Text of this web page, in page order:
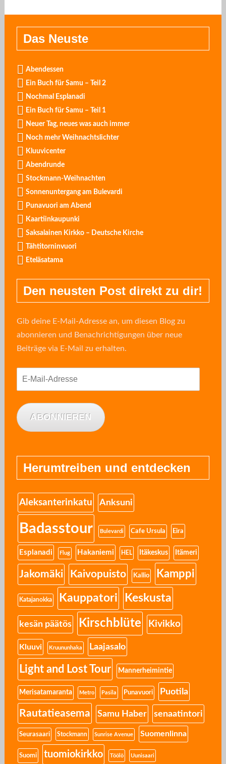
Das Neuste
Abendessen
Ein Buch für Samu – Teil 2
Nochmal Esplanadi
Ein Buch für Samu – Teil 1
Neuer Tag, neues was auch immer
Noch mehr Weihnachtslichter
Kluuvicenter
Abendrunde
Stockmann-Weihnachten
Sonnenuntergang am Bulevardi
Punavuori am Abend
Kaartiinkaupunki
Saksalainen Kirkko – Deutsche Kirche
Tähtitorninvuori
Eteläsatama
Den neusten Post direkt zu dir!
Gib deine E-Mail-Adresse an, um diesen Blog zu
abonnieren und Benachrichtigungen über neue
Beiträge via E-Mail zu erhalten.
E-
Adresse
ABONNIEREN
Herumtreiben und entdecken
Aleksanterinkatu Anksuni
Badasstour Bulevardi Cafe Ursula Eira
Esplanadi Flug Hakaniemi HEL Itäkeskus Itämeri
Jakomäki Kaivopuisto Kallio Kamppi
Katajanokka Kauppatori Keskusta
kesän päätös Kirschblüte Kivikko
Kluuvi Kruununhaka Laajasalo
Light and Lost Tour Mannerheimintie
Merisatamaranta Metro Pasila Punavuori Puotila
Rautatieasema Samu Haber senaatintori
Seurasaari Stockmann Sunrise Avenue Suomenlinna
Suomi tuomiokirkko Töölö Uunisaari